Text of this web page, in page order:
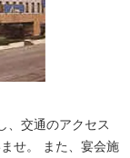
、交通のアクセス
せ。 また、宴会施